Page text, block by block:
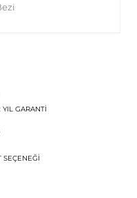
GARANTI
SEÇENEĞI